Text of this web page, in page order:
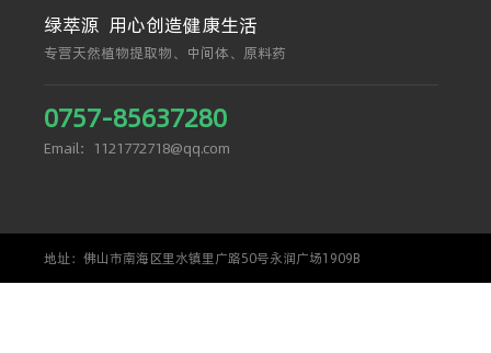
绿萃源 用心创造健康生活
专营天然植物提取物、中间体、原料药
0757-85637280
Email：1121772718@qq.com
地址：佛山市南海区里水镇里广路50号永润广场1909B